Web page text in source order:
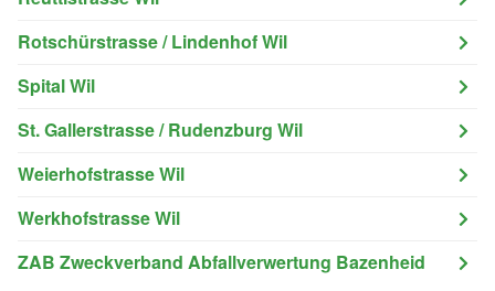
Rotschürstrasse / Lindenhof Wil
Spital Wil
St. Gallerstrasse / Rudenzburg Wil
Weierhofstrasse Wil
Werkhofstrasse Wil
ZAB Zweckverband Abfallverwertung Bazenheid